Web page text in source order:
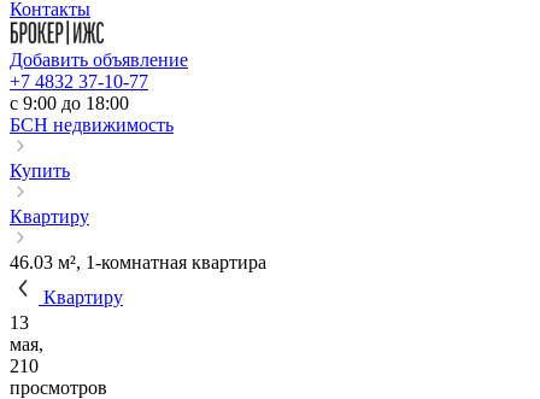
Контакты
Добавить объявление
+7 4832 37-10-77
c 9:00 до 18:00
БСН недвижимость
Купить
Квартиру
46.03 м², 1-комнатная квартира
Квартиру
13
мая,
210
просмотров